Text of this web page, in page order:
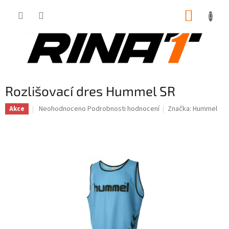
Rozlišovací dres Hummel SR
Akce
Průměrné
Neohodnoceno Podrobnosti hodnocení Značka:Hummel